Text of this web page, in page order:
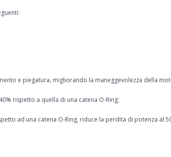
e piegatura, migliorando la maneggevolezza della
rispetto a quella di una catena O-Ring;
ad una catena O-Ring, riduce la perdita di potenza al